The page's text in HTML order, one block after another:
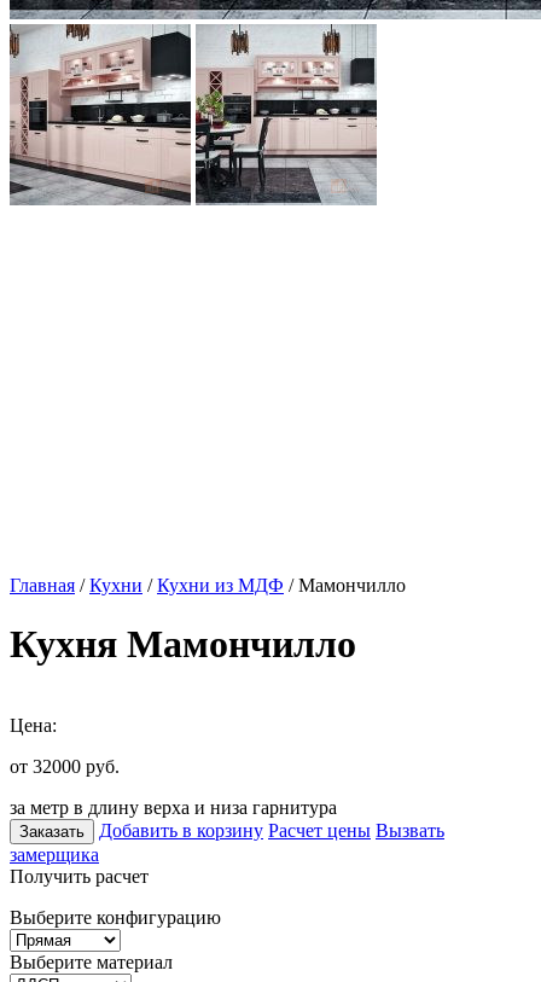
Главная /Кухни /Кухни из МДФ / Мамончилло
Кухня Мамончилло
Цена:
от 32000 руб.
за метр в длину верха и низа гарнитура
Заказать Добавить в корзину Расчет цены Вызвать
замерщика
Получить расчет
Выберите конфигурацию
Выберите материал